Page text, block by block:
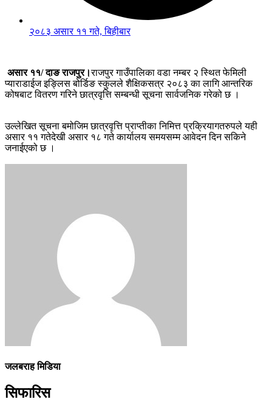
२०८३ असार ११ गते, बिहीबार
असार ११/दाङ राजपुर।राजपुर गाउँपालिका वडा नम्बर २ स्थित फेमिली
प्याराडाईज इङ्लिस बोर्डिङ स्कुलले शैक्षिकसत्र २०८३ का लागि आन्तरिक
कोषबाट वितरण गरिने छात्रवृत्ति सम्बन्धी सूचना सार्वजनिक गरेको छ ।
उल्लेखित सूचना बमोजिम छात्रवृत्ति प्राप्तीका निमित्त प्रक्रियागतरुपले यही
असार ११ गतेदेखी असार १८ गते कार्यालय समयसम्म आवेदन दिन सकिने
जनाईएको छ ।
जलबराह मिडिया
सिफारिस